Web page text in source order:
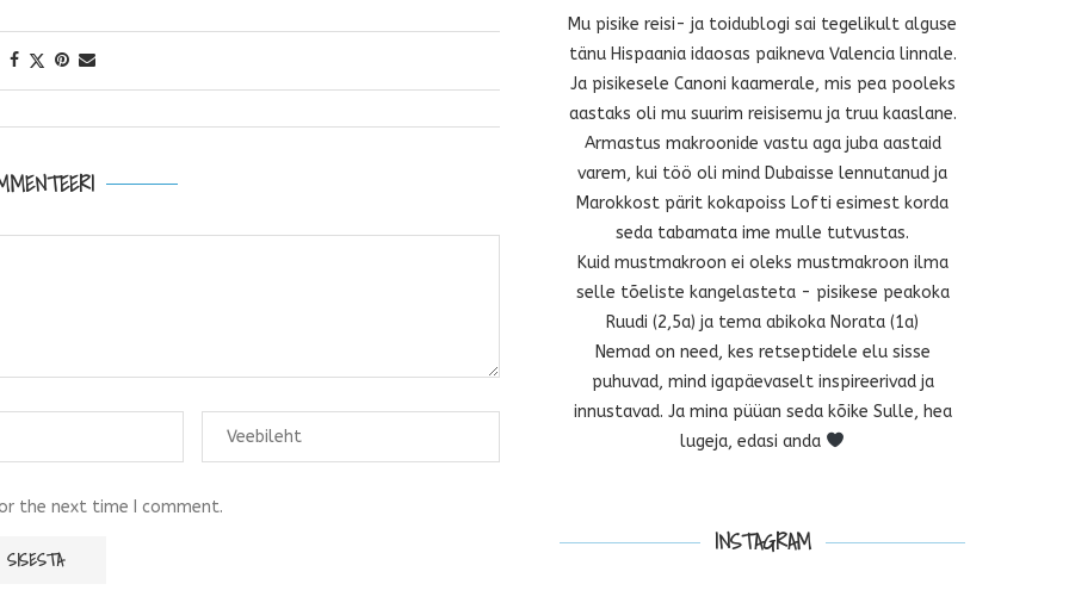
the next time I comment.
Mu pisike reisi- ja toidublogi sai tegelikult alguse
tänu Hispaania idaosas paikneva Valencia linnale.
Ja pisikesele Canoni kaamerale, mis pea pooleks
aastaks oli mu suurim reisisemu ja truu kaaslane.
Armastus makroonide vastu aga juba aastaid
varem, kui töö oli mind Dubaisse lennutanud ja
Marokkost pärit kokapoiss Lofti esimest korda
seda tabamata ime mulle tutvustas.
Kuid mustmakroon ei oleks mustmakroon ilma
selle tõeliste kangelasteta - pisikese peakoka
Ruudi (2,5a) ja tema abikoka Norata (1a)
Nemad on need, kes retseptidele elu sisse
puhuvad, mind igapäevaselt inspireerivad ja
innustavad. Ja mina püüan seda kõike Sulle, hea
lugeja, edasi anda
INSTAGRAM